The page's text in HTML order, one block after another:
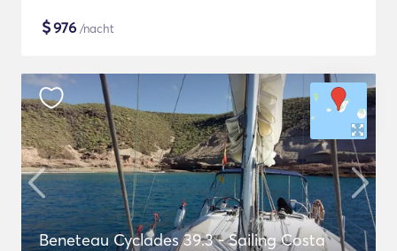
$976 /nacht
Beneteau Cyclades 39.3 - Sailing Costa